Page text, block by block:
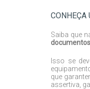
CONHEÇA
Saiba que
documentos
Isso se
que
assertiva,